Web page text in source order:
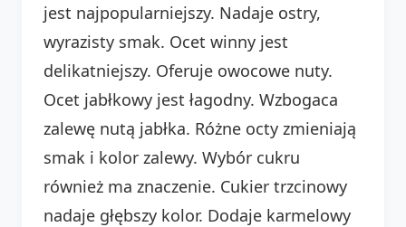
jest najpopularniejszy. Nadaje ostry,
wyrazisty smak. Ocet winny jest
delikatniejszy. Oferuje owocowe nuty.
Ocet jabłkowy jest łagodny. Wzbogaca
zalewę nutą jabłka. Różne octy zmieniają
smak i kolor zalewy. Wybór cukru
również ma znaczenie. Cukier trzcinowy
nadaje głębszy kolor. Dodaje karmelowy